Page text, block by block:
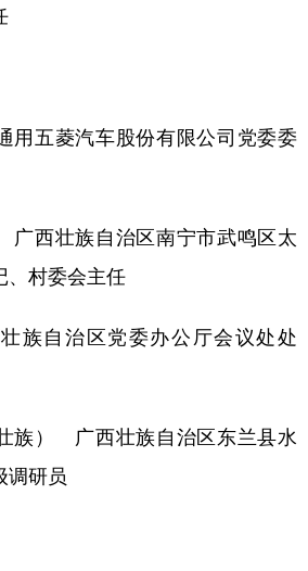
菱汽车股份有限公司党委委
壮族自治区南宁市武鸣区太
、村委会主任
自治区党委办公厅会议处处
） 广西壮族自治区东兰县水
调研员